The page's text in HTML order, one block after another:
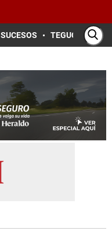
SUCESOS TEGUCIGALPA